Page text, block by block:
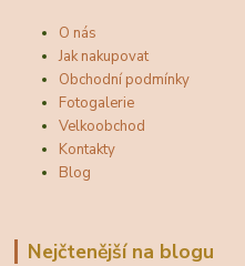
O nás
Jak nakupovat
Obchodní podmínky
Fotogalerie
Velkoobchod
Kontakty
Blog
Nejčtenější na blogu